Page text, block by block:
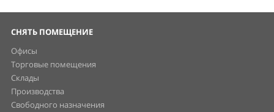
СНЯТЬ ПОМЕЩЕНИЕ
Офисы
Торговые помещения
Склады
Производства
Свободного назначения